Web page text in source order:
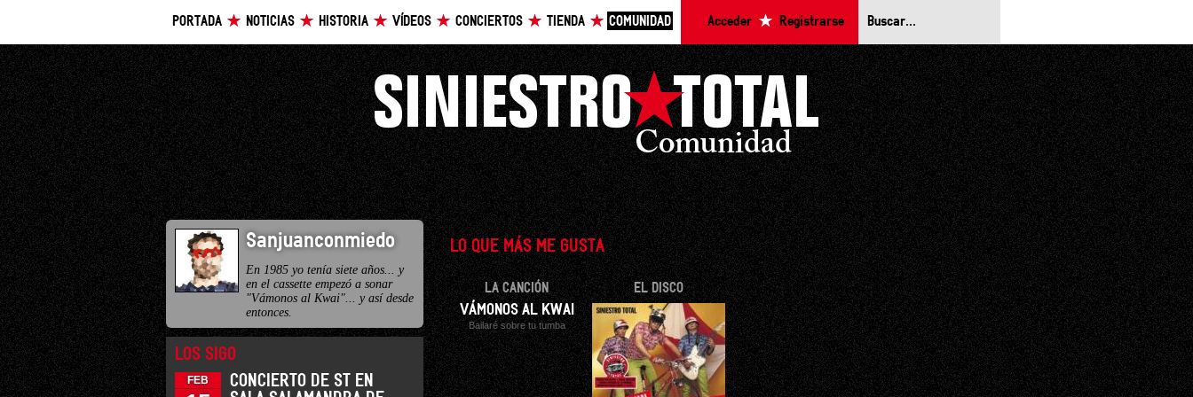
PORTADA NOTICIAS HISTORIA VÍDEOS CONCIERTOS TIENDA COMUNIDAD Acceder Registrarse
Sanjuanconmiedo
En 1985 yo tenía siete años... y
en el cassette empezó a sonar
"Vámonos al Kwai"... y así desde
entonces.
LOS SIGO
FEB
CONCIERTO DE ST EN
LO QUE MÁS ME GUSTA
LA CANCIÓN
VÁMONOS AL KWAI
Bailaré sobre tu tumba
EL DISCO